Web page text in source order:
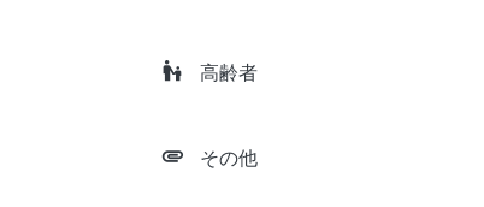
escalator_warning 高齢者
attachment その他